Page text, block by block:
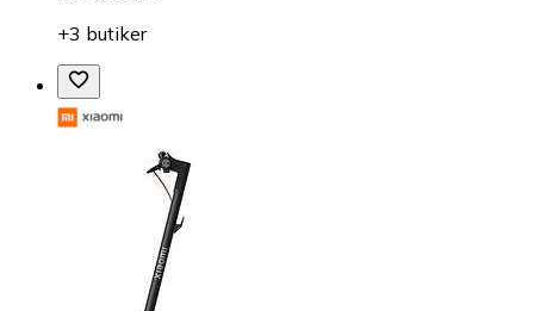
+3 butiker